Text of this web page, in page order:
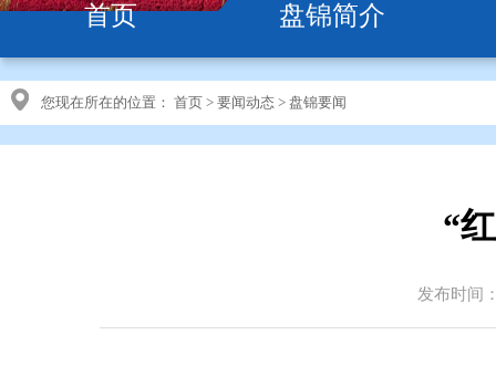
首页 盘锦简介
您现在所在的位置： 首页 > 要闻动态 > 盘锦要闻
“
发布时间